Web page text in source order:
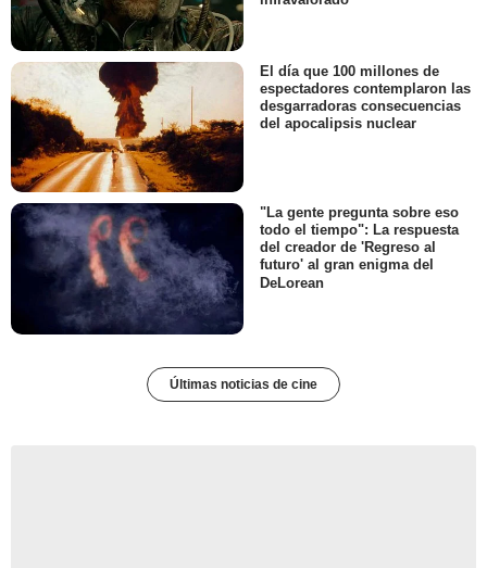
El día que 100 millones de
espectadores contemplaron las
desgarradoras consecuencias
del apocalipsis nuclear
"La gente pregunta sobre eso
todo el tiempo": La respuesta
del creador de 'Regreso al
futuro' al gran enigma del
DeLorean
Últimas noticias de cine